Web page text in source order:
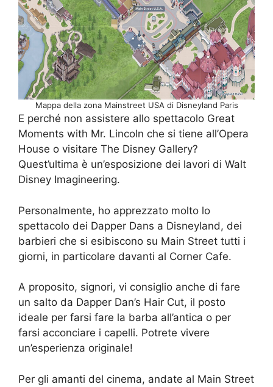
Mappa della zona Mainstreet USA di Disneyland Paris
E perché non assistere allo spettacolo Great
Moments with Mr. Lincoln che si tiene all’Opera
House o visitare The Disney Gallery?
Quest’ultima è un’esposizione dei lavori di Walt
Disney Imagineering.
Personalmente, ho apprezzato molto lo
spettacolo dei Dapper Dans a Disneyland, dei
barbieri che si esibiscono su Main Street tutti i
giorni, in particolare davanti al Corner Cafe.
A proposito, signori, vi consiglio anche di fare
un salto da Dapper Dan’s Hair Cut, il posto
ideale per farsi fare la barba all’antica o per
farsi acconciare i capelli. Potrete vivere
un’esperienza originale!
Per gli amanti del cinema, andate al Main Street